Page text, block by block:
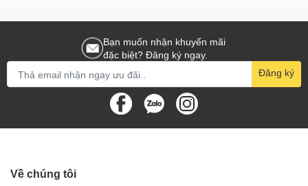
Bạn muốn nhận khuyến mãi
đặc biệt? Đăng ký ngay.
Đăng ký
Về chúng tôi